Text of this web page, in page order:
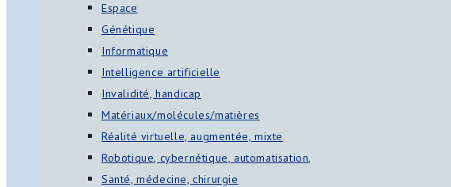
Espace
Génétique
Informatique
Intelligence artificielle
Invalidité, handicap
Matériaux/molécules/matières
Réalité virtuelle, augmentée, mixte
Robotique, cybernétique, automatisation,
Santé, médecine, chirurgie